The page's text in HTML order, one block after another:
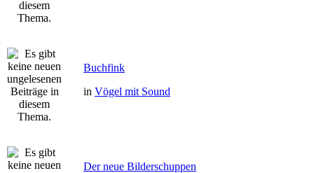
Buchfink
in Vögel mit Sound
Der neue Bilderschuppen